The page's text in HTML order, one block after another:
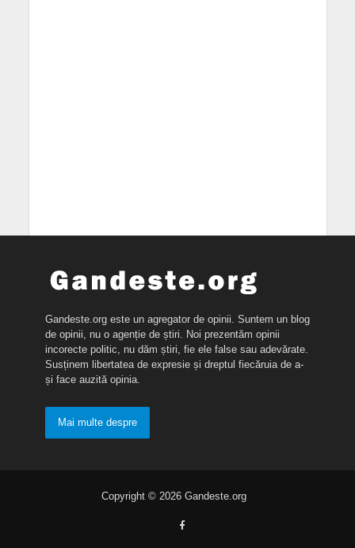
Gandeste.org este un agregator de opinii. Suntem un blog
de opinii, nu o agenție de știri. Noi prezentăm opinii
incorecte politic, nu dăm știri, fie ele false sau adevărate.
Susținem libertatea de expresie și dreptul fiecăruia de a-
și face auzită opinia.
Mai multe despre
Copyright © 2026 Gandeste.org